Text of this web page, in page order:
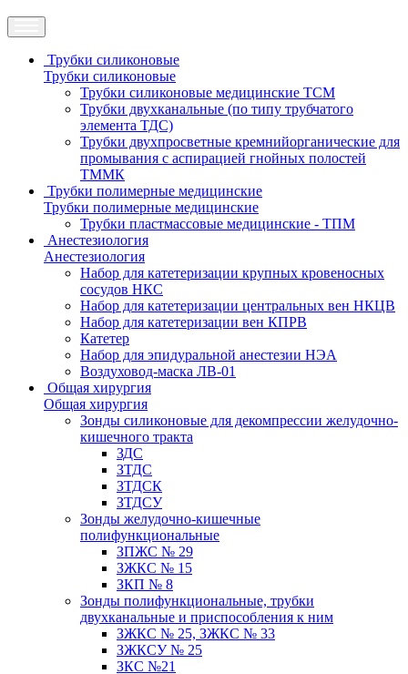
Трубки силиконовые
Трубки силиконовые
Трубки силиконовые медицинские ТСМ
Трубки двухканальные (по типу трубчатого
элемента ТДС)
Трубки двухпросветные кремнийорганические для
промывания с аспирацией гнойных полостей
ТММК
Трубки полимерные медицинские
Трубки полимерные медицинские
Трубки пластмассовые медицинские - ТПМ
Анестезиология
Анестезиология
Набор для катетеризации крупных кровеносных
сосудов НКС
Набор для катетеризации центральных вен НКЦВ
Набор для катетеризации вен КПРВ
Катетер
Набор для эпидуральной анестезии НЭА
Воздуховод-маска ЛВ-01
Общая хирургия
Общая хирургия
Зонды силиконовые для декомпрессии желудочно-
кишечного тракта
ЗДС
ЗТДС
ЗТДСК
ЗТДСУ
Зонды желудочно-кишечные
полифункциональные
ЗПЖС № 29
ЗЖКС № 15
ЗКП № 8
Зонды полифункциональные, трубки
двухканальные и приспособления к ним
ЗЖКС № 25, ЗЖКС № 33
ЗЖКСУ № 25
ЗКС №21